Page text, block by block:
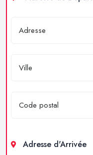
Adresse d'Arrivée